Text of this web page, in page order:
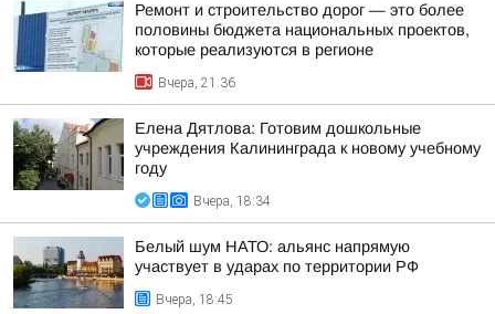
Ремонт и строительство дорог — это более
половины бюджета национальных проектов,
которые реализуются в регионе
Вчера, 21:36
Елена Дятлова: Готовим дошкольные
учреждения Калининграда к новому учебному
году
Вчера, 18:34
Белый шум НАТО: альянс напрямую
участвует в ударах по территории РФ
Вчера, 18:45